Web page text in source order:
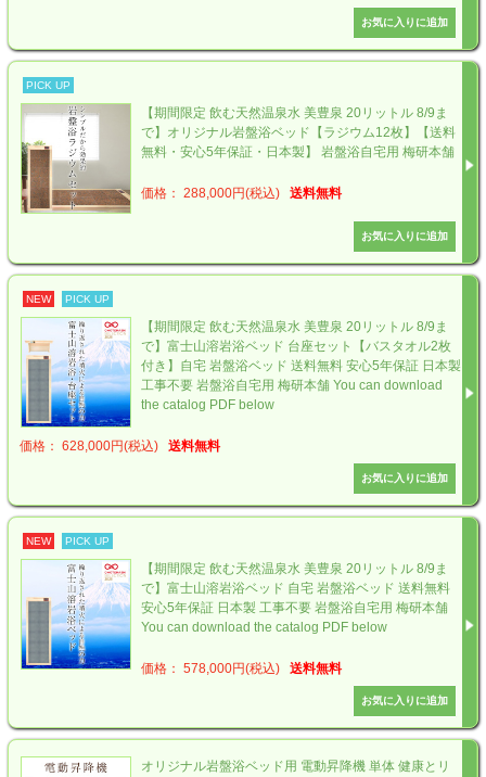
PICK UP
【期間限定 飲む天然温泉水 美豊泉 20リットル 8/9ま
で】オリジナル岩盤浴ベッド【ラジウム12枚】【送料
無料・安心5年保証・日本製】 岩盤浴自宅用 梅研本舗
価格： 288,000円(税込) 送料無料
NEW PICK UP
【期間限定 飲む天然温泉水 美豊泉 20リットル 8/9ま
で】富士山溶岩浴ベッド 台座セット【バスタオル2枚
付き】自宅 岩盤浴ベッド 送料無料 安心5年保証 日本製
工事不要 岩盤浴自宅用 梅研本舗 You can download
the catalog PDF below
価格： 628,000円(税込) 送料無料
NEW PICK UP
【期間限定 飲む天然温泉水 美豊泉 20リットル 8/9ま
で】富士山溶岩浴ベッド 自宅 岩盤浴ベッド 送料無料
安心5年保証 日本製 工事不要 岩盤浴自宅用 梅研本舗
You can download the catalog PDF below
価格： 578,000円(税込) 送料無料
オリジナル岩盤浴ベッド用 電動昇降機 単体 健康とリ